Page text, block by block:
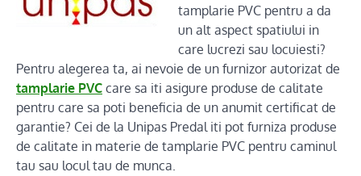
tamplarie PVC pentru a da
un alt aspect spatiului in
care lucrezi sau locuiesti?
Pentru alegerea ta, ai nevoie de un furnizor autorizat de
tamplarie PVC care sa iti asigure produse de calitate
pentru care sa poti beneficia de un anumit certificat de
garantie? Cei de la Unipas Predal iti pot furniza produse
de calitate in materie de tamplarie PVC pentru caminul
tau sau locul tau de munca.